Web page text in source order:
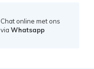
Chat online met ons
viaWhatsapp